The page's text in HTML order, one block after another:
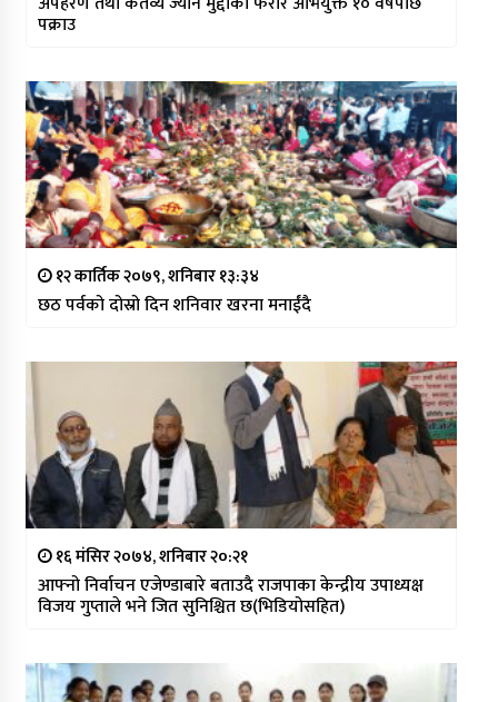
पक्राउ
१२ कार्तिक २०७९, शनिबार १३:३४
छठ पर्वको दोस्रो दिन शनिवार खरना मनाईंदै
१६ मंसिर २०७४, शनिबार २०:२१
आफ्नो निर्वाचन एजेण्डाबारे बताउदै राजपाका केन्द्रीय उपाध्यक्ष
विजय गुप्ताले भने जित सुनिश्चित छ(भिडियोसहित)